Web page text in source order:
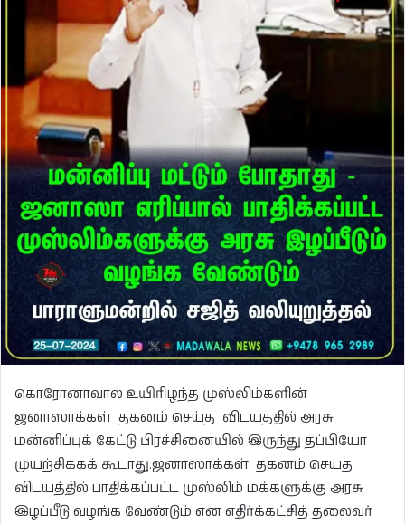
கொரோனாவால் உயிரிழந்த முஸ்லிம்களின்
ஜனாஸாக்கள் தகனம் செய்த விடயத்தில் அரசு
மன்னிப்புக் கேட்டு பிரச்சினையில் இருந்து தப்பியோ
முயற்சிக்கக் கூடாது.ஜனாஸாக்கள் தகனம் செய்த
விடயத்தில் பாதிக்கப்பட்ட முஸ்லிம் மக்களுக்கு அரசு
இழப்பீடு வழங்க வேண்டும் என எதிர்க்கட்சித் தலைவர்